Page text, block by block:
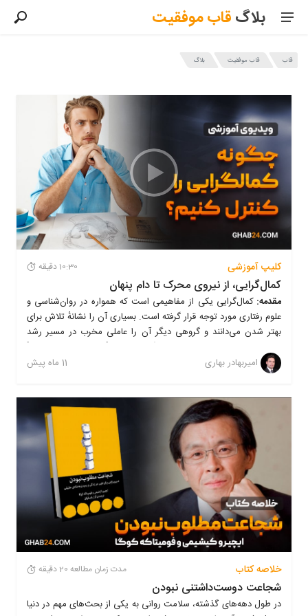
بلاگقابموفقیت
قاب قاب موفقیت بلاگ
کلیپ آموزشی 10:30 دقیقه
کمال‌گرایی، از نیروی محرک تا دام پنهان
مقدمه:کمال‌گرایی یکی از مفاهیمی است که همواره در روان‌شناسی و
علوم رفتاری مورد توجه قرار گرفته است. بسیاری آن را نشانهٔ تلاش برای
بهتر شدن می‌دانند و گروهی دیگر آن را عاملی مخرب در مسیر رشد
شخصی. واقعیت این است که کمال‌گرایی نه کاملاً مثبت است و نه کاملاً
منفی؛ بلکه بستگی به شدت، زاویهٔ نگاه و نحوهٔ مدیریت آن دارد.
امیربهادر بهاری 11 ماه پیش
خلاصه کتاب مدت زمان مطالعه 20 دقیقه
شجاعت دوست‌داشتنی نبودن
در طول دهه‌های گذشته، سلامت روانی به یکی از بحث‌های مهم در دنیا